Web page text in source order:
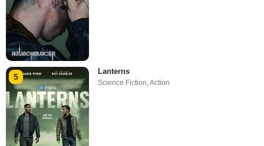
5
Lanterns
Science Fiction,Action